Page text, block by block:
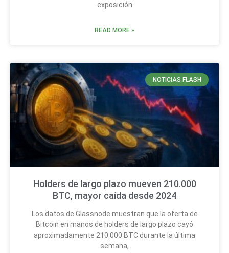
exposición
READ MORE »
NOTICIAS FLASH
Holders de largo plazo mueven 210.000
BTC, mayor caída desde 2024
Los datos de Glassnode muestran que la oferta de
Bitcoin en manos de holders de largo plazo cayó
aproximadamente 210.000 BTC durante la última
semana,